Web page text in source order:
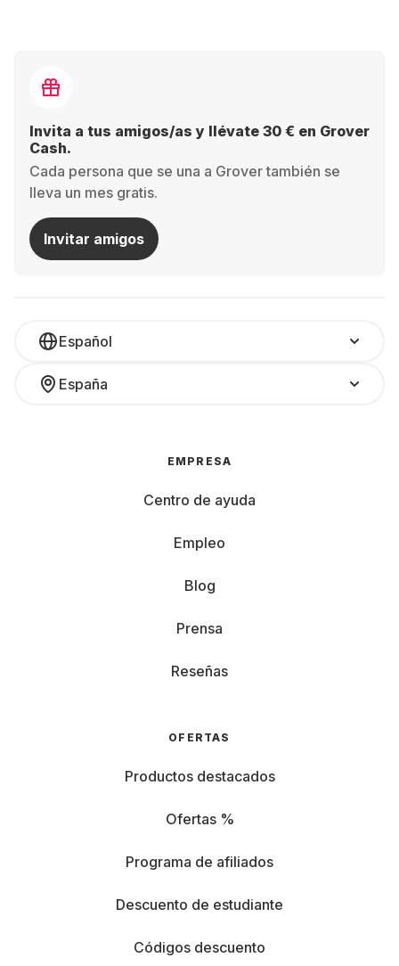
Invita a tus amigos/as y llévate 30 € en Grover
Cash.
Cada persona que se una a Grover también se
lleva un mes gratis.
Invitar amigos
Español
España
EMPRESA
Centro de ayuda
Empleo
Blog
Prensa
Reseñas
OFERTAS
Productos destacados
Ofertas %
Programa de afiliados
Descuento de estudiante
Códigos descuento